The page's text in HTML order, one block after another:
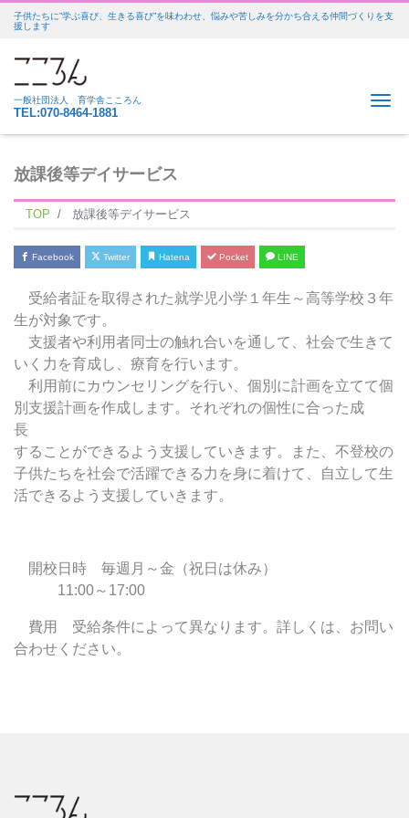
子供たちに”学ぶ喜び、生きる喜び”を味わわせ、悩みや苦しみを分かち合える仲間づくりを支
援します
一般社団法人 育学舎こころん
TEL:070-8464-1881
放課後等デイサービス
TOP 放課後等デイサービス
Facebook Twitter Hatena Pocket LINE
受給者証を取得された就学児小学１年生～高等学校３年
生が対象です。
支援者や利用者同士の触れ合いを通して、社会で生きて
いく力を育成し、療育を行います。
利用前にカウンセリングを行い、個別に計画を立てて個
別支援計画を作成します。それぞれの個性に合った成
長
することができるよう支援していきます。また、不登校の
子供たちを社会で活躍できる力を身に着けて、自立して生
活できるよう支援していきます。
開校日時 毎週月～金（祝日は休み）
11:00～17:00
費用 受給条件によって異なります。詳しくは、お問い
合わせください。